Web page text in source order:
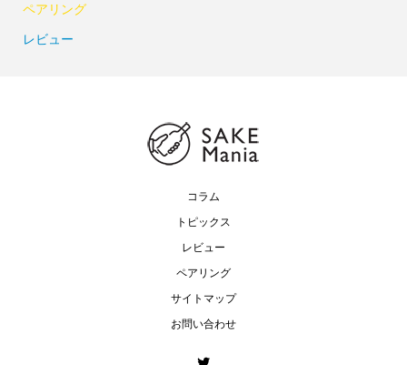
ペアリング
レビュー
コラム
トピックス
レビュー
ペアリング
サイトマップ
お問い合わせ